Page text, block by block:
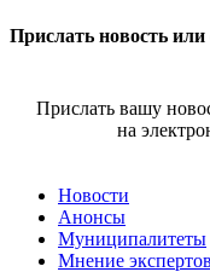
Прислать новость или
Прислать вашу
на
Новости
Анонсы
Муниципалитеты
Мнение экспертов